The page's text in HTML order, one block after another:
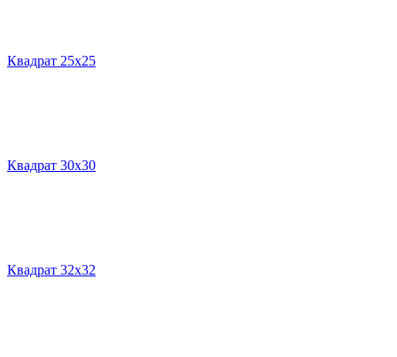
Квадрат 25х25
Квадрат 30х30
Квадрат 32х32